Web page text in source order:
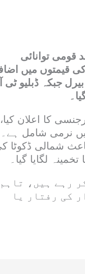
قومی توانائی
قیمتوں میں
فیوچر 9 سینٹ بڑھ کر 79.38 ڈالر فی بیرل جبکہ
کا اعلان کیا،
نرمی شامل ہے۔
شمالی ڈکوٹا
رہے ہیں، تاہم
کی رفتار یا